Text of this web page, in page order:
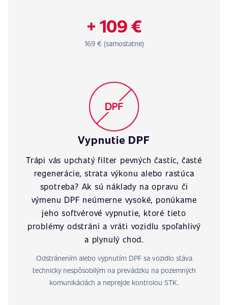
+ 109 €
169 € (samostatne)
Vypnutie DPF
Trápi vás upchatý filter pevných častíc, časté
regenerácie, strata výkonu alebo rastúca
spotreba? Ak sú náklady na opravu či
výmenu DPF neúmerne vysoké, ponúkame
jeho softvérové vypnutie, ktoré tieto
problémy odstráni a vráti vozidlu spoľahlivý
a plynulý chod.
Odstránením alebo vypnutím DPF sa vozidlo stáva
technicky nespôsobilým na prevádzku na pozemných
komunikáciách a neprejde kontrolou STK.